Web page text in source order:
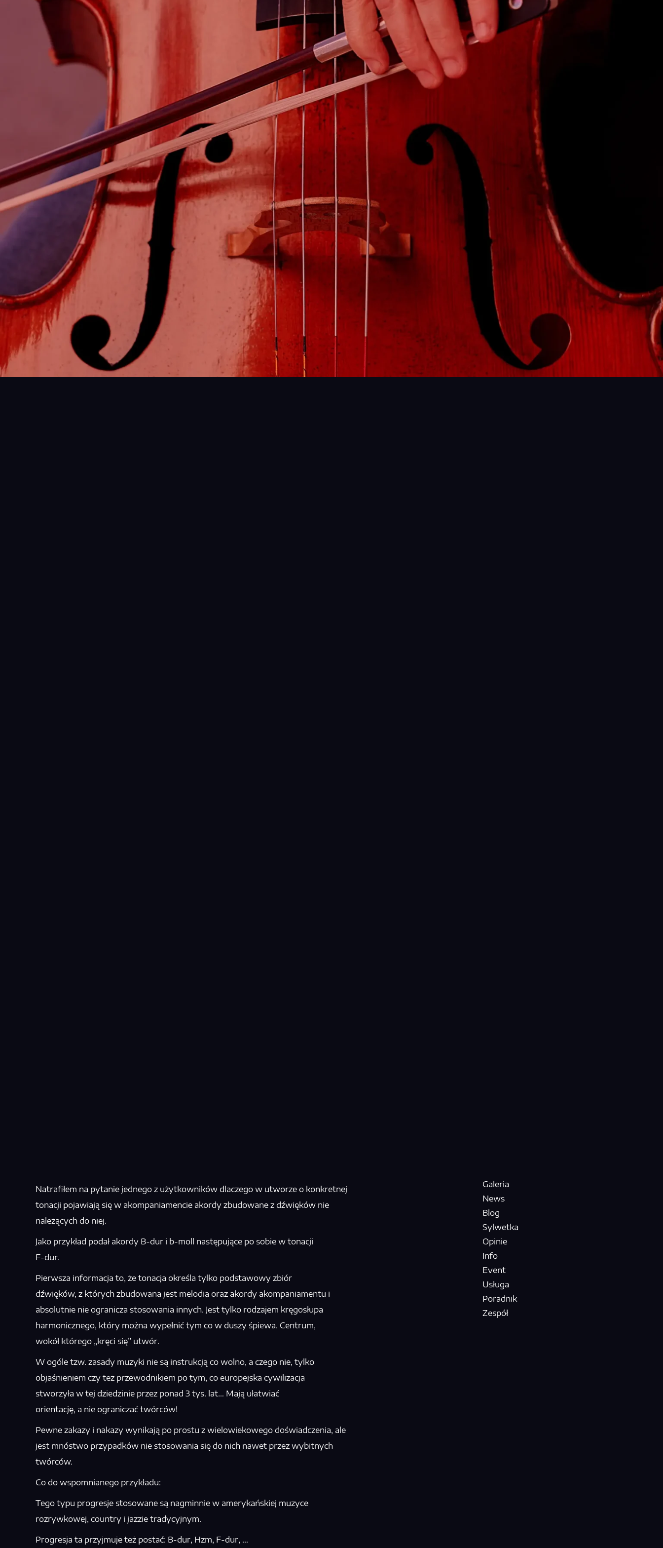
Natrafiłem na pytanie jednego z użytkowników dlaczego w utworze o konkretnej
tonacji pojawiają się w akompaniamencie akordy zbudowane z dźwięków nie
należących do niej.
Jako przykład podał akordy B-dur i b-moll następujące po sobie w tonacji
F-dur.
Pierwsza informacja to, że tonacja określa tylko podstawowy zbiór
dźwięków, z których zbudowana jest melodia oraz akordy akompaniamentu i
absolutnie nie ogranicza stosowania innych. Jest tylko rodzajem kręgosłupa
harmonicznego, który można wypełnić tym co w duszy śpiewa. Centrum,
wokół którego „kręci się” utwór.
W ogóle tzw. zasady muzyki nie są instrukcją co wolno, a czego nie, tylko
objaśnieniem czy też przewodnikiem po tym, co europejska cywilizacja
stworzyła w tej dziedzinie przez ponad 3 tys. lat… Mają ułatwiać
orientację, a nie ograniczać twórców!
Pewne zakazy i nakazy wynikają po prostu z wielowiekowego doświadczenia, ale
jest mnóstwo przypadków nie stosowania się do nich nawet przez wybitnych
twórców.
Co do wspomnianego przykładu:
Tego typu progresje stosowane są nagminnie w amerykańskiej muzyce
rozrywkowej, country i jazzie tradycyjnym.
Progresja ta przyjmuje też postać: B-dur, Hzm, F-dur, …
Galeria
News
Blog
Sylwetka
Opinie
Info
Event
Usługa
Poradnik
Zespół